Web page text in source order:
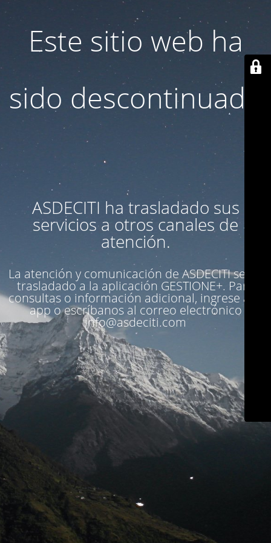
Este sitio web ha
sido descontinuado
ASDECITI ha trasladado sus
servicios a otros canales de
atención.
La atención y comunicación de ASDECITI se ha
trasladado a la aplicación GESTIONE+. Para
consultas o información adicional, ingrese a la
app o escríbanos al correo electrónico
info@asdeciti.com